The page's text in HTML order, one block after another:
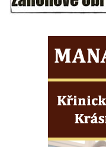
Kostel Panny Marie
Teplicích nad Metují
Hrobová kaple
hřbitově na Vlčí Hoře
Kaple Panny Marie